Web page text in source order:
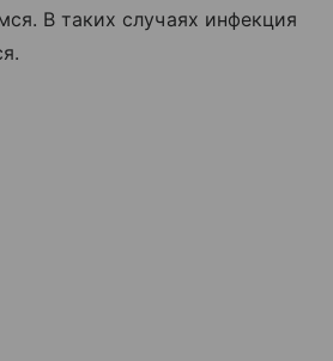
В таких случаях инфекция